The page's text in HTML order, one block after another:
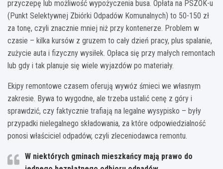
przyczepę lub możliwość wypożyczenia busa. Opłata na PSZOK-u
(Punkt Selektywnej Zbiórki Odpadów Komunalnych) to 50-150 zł
za tonę, czyli znacznie mniej niż przy kontenerze. Problem w
czasie – kilka kursów z gruzem to cały dzień pracy, plus spalanie,
zużycie auta i fizyczny wysiłek. Opłaca się przy małych remontach
lub gdy i tak planuje się wiele wyjazdów po materiały.
Ekipy remontowe czasem oferują wywóz śmieci we własnym
zakresie. Bywa to wygodne, ale trzeba ustalić cenę z góry i
sprawdzić, czy faktycznie trafiają na legalne wysypisko – były
przypadki nielegalnego składowania, za które odpowiedzialność
ponosi właściciel odpadów, czyli zleceniodawca remontu.
W niektórych gminach mieszkańcy mają prawo do